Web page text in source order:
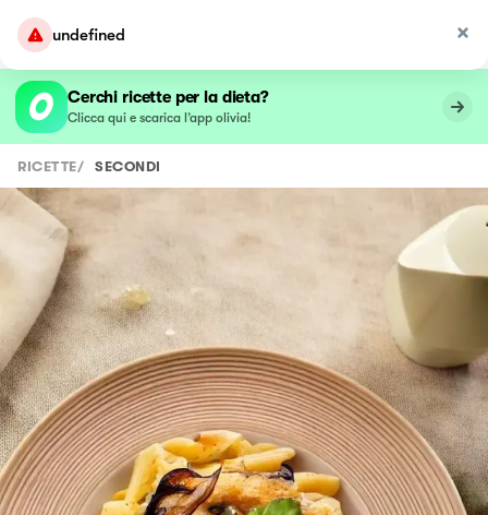
undefined
Cerchi ricette per la dieta?
Clicca qui e scarica l’app olivia!
RICETTE/ SECONDI